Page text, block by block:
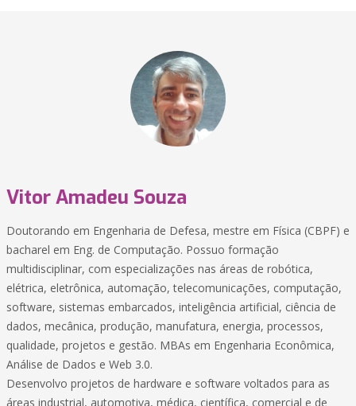
Vitor Amadeu Souza
Doutorando em Engenharia de Defesa, mestre em Física (CBPF) e
bacharel em Eng. de Computação. Possuo formação
multidisciplinar, com especializações nas áreas de robótica,
elétrica, eletrônica, automação, telecomunicações, computação,
software, sistemas embarcados, inteligência artificial, ciência de
dados, mecânica, produção, manufatura, energia, processos,
qualidade, projetos e gestão. MBAs em Engenharia Econômica,
Análise de Dados e Web 3.0.
Desenvolvo projetos de hardware e software voltados para as
áreas industrial, automotiva, médica, científica, comercial e de